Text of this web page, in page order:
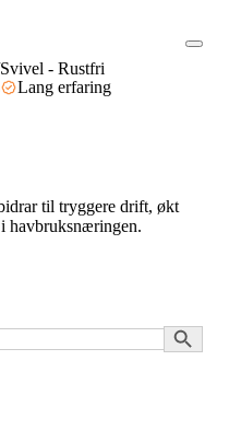
Svivel - Rustfri
Lang erfaring
til tryggere drift, økt
havbruksnæringen.
Search Button